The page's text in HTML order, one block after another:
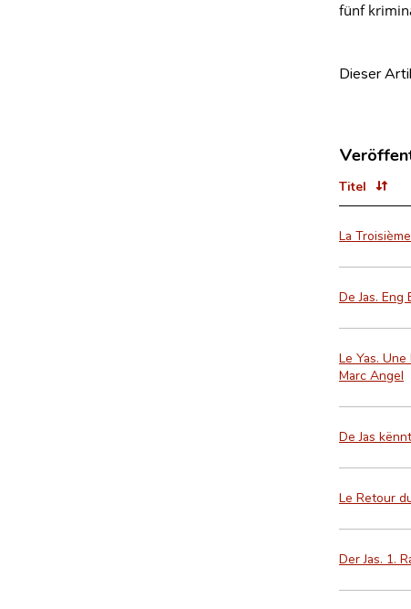
fünf
Dieser
Titel
La
De Jas.
Le Yas.
Marc Angel
De Jas
Le Retour
Der Jas. 1.